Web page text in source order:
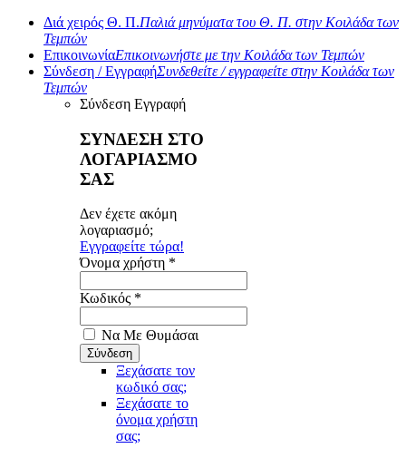
Διά χειρός Θ. Π.Παλιά μηνύματα του Θ. Π. στην Κοιλάδα των
Τεμπών
ΕπικοινωνίαΕπικοινωνήστε με την Κοιλάδα των Τεμπών
Σύνδεση / ΕγγραφήΣυνδεθείτε / εγγραφείτε στην Κοιλάδα των
Τεμπών
Σύνδεση Εγγραφή
ΣΥΝΔΕΣΗ ΣΤΟ
ΛΟΓΑΡΙΑΣΜΟ
ΣΑΣ
Δεν έχετε ακόμη
λογαριασμό;
Εγγραφείτε τώρα!
Όνομα χρήστη *
Κωδικός *
Να Με Θυμάσαι
Ξεχάσατε τον
κωδικό σας;
Ξεχάσατε το
όνομα χρήστη
σας;